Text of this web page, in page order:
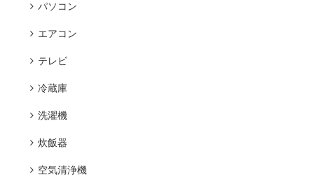
パソコン
エアコン
テレビ
冷蔵庫
洗濯機
炊飯器
空気清浄機